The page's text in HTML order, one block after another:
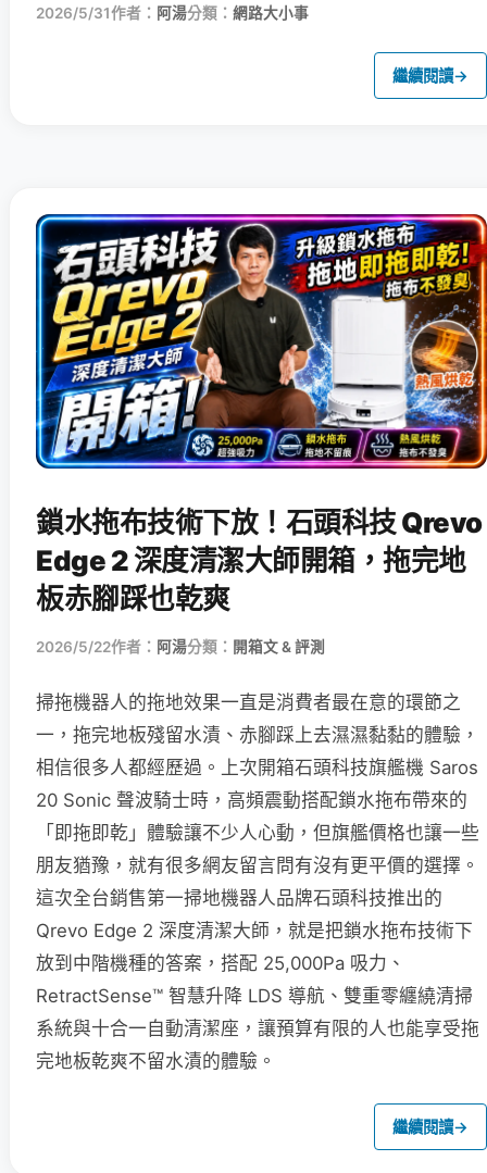
2026/5/31作者： 阿湯分類： 網路大小事
繼續閱讀→
鎖水拖布技術下放！石頭科技 Qrevo
Edge 2 深度清潔大師開箱，拖完地
板赤腳踩也乾爽
2026/5/22作者： 阿湯分類： 開箱文 & 評測
掃拖機器人的拖地效果一直是消費者最在意的環節之
一，拖完地板殘留水漬、赤腳踩上去濕濕黏黏的體驗，
相信很多人都經歷過。上次開箱石頭科技旗艦機 Saros
20 Sonic 聲波騎士時，高頻震動搭配鎖水拖布帶來的
「即拖即乾」體驗讓不少人心動，但旗艦價格也讓一些
朋友猶豫，就有很多網友留言問有沒有更平價的選擇。
這次全台銷售第一掃地機器人品牌石頭科技推出的
Qrevo Edge 2 深度清潔大師，就是把鎖水拖布技術下
放到中階機種的答案，搭配 25,000Pa 吸力、
RetractSense™ 智慧升降 LDS 導航、雙重零纏繞清掃
系統與十合一自動清潔座，讓預算有限的人也能享受拖
完地板乾爽不留水漬的體驗。
繼續閱讀→